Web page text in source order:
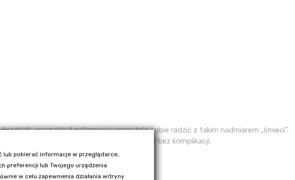
nasz układ pokarmowy przestaje sobie radzić z takim nadmiarem „śmieci”.
dużo, aby procesy trawienne przebiegały bez komplikacji.
pobierać informacje w przeglądarce,
preferencji lub Twojego urządzenia
w celu zapewnienia działania witryny